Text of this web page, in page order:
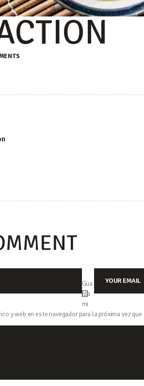
post:
Gua
rda
mi
y web en este navegador para la próxima vez